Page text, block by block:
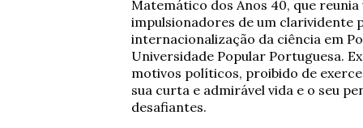
Matemático dos Anos 40, que
impulsionadores de um clarividente
internacionalização da ciência em
Universidade Popular Portuguesa.
motivos políticos, proibido de
sua curta e admirável vida e o seu
desafiantes.